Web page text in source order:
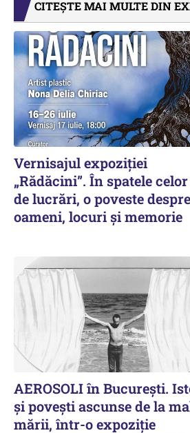
CITEȘTE MAI MULTE DIN
Vernisajul expoziției
„Rădăcini”. În spatele celor
de lucrări, o poveste despre
oameni, locuri și memorie
AEROSOLI în București.
și povești ascunse de la
mării, într-o expoziție